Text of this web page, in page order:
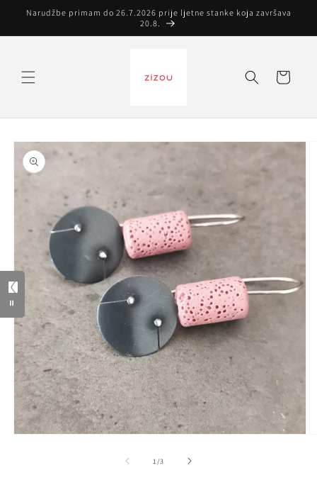
na
Narudžbe primam do 26.7.2026 prije ljetne stanke koja završava
20.8.
Košarica
informacija
proizvodu
1/od
3
=